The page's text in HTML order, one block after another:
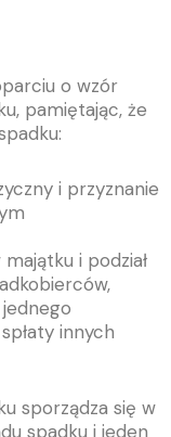
o wzór
pamiętając, że
i przyznanie
i podział
innych
sporządza się w
spadku i jeden